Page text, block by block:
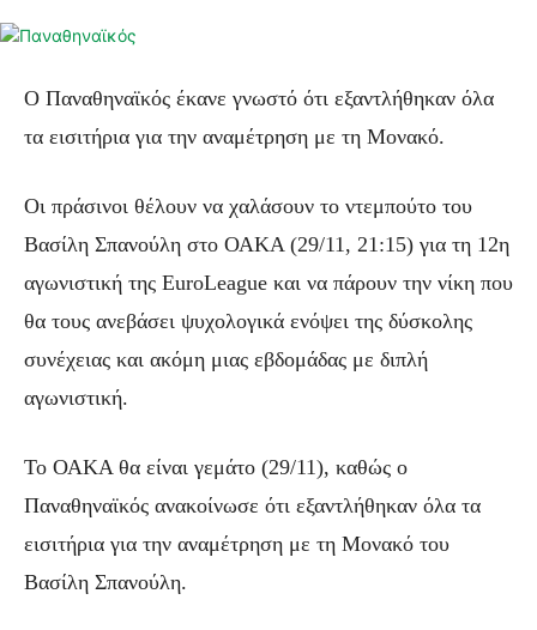
Ο Παναθηναϊκός έκανε γνωστό ότι εξαντλήθηκαν όλα
τα εισιτήρια για την αναμέτρηση με τη Μονακό.
Οι πράσινοι θέλουν να χαλάσουν το ντεμπούτο του
Βασίλη Σπανούλη στο ΟΑΚΑ (29/11, 21:15) για τη 12η
αγωνιστική της EuroLeague και να πάρουν την νίκη που
θα τους ανεβάσει ψυχολογικά ενόψει της δύσκολης
συνέχειας και ακόμη μιας εβδομάδας με διπλή
αγωνιστική.
Το ΟΑΚΑ θα είναι γεμάτο (29/11), καθώς ο
Παναθηναϊκός ανακοίνωσε ότι εξαντλήθηκαν όλα τα
εισιτήρια για την αναμέτρηση με τη Μονακό του
Βασίλη Σπανούλη.